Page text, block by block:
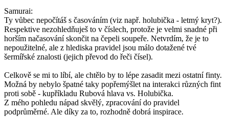
Samurai:
Ty vůbec nepočítáš s časováním (viz např. holubička - letmý kryt?).
Respektive nezohledňuješ to v číslech, protože je velmi snadné při
horším načasování skončit na čepeli soupeře. Netvrdím, že je to
nepoužitelné, ale z hlediska pravidel jsou málo dotažené tvé
šermířské znalosti (jejich převod do řeči čísel).
Celkově se mi to líbí, ale chtělo by to lépe zasadit mezi ostatní finty.
Možná by nebylo špatné taky popřemýšlet na interakci různých fint
proti sobě - kupříkladu Rubová hlava vs. Holubička.
Z mého pohledu nápad skvělý, zpracování do pravidel
podprůměrné. Ale díky za to, rozhodně dobrá inspirace.